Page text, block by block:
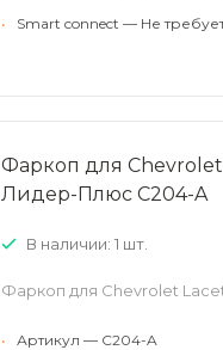
•
Smart connect — Не
Фаркоп для Chevrolet
Лидер-Плюс C204-A
В наличии: 1 шт.
Фаркоп для Chevrolet
•
Артикул — C204-A